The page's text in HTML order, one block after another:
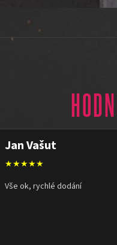
Jan Vašut
★★★★★
Vše ok, rychlé dodání